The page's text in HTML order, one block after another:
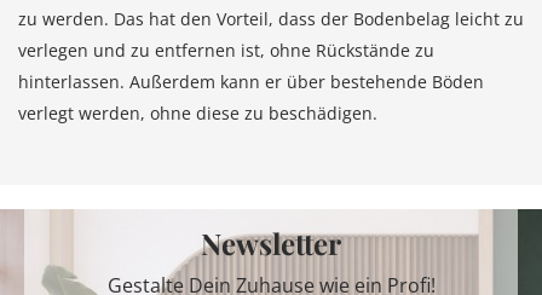
zu werden. Das hat den Vorteil, dass der Bodenbelag leicht zu
verlegen und zu entfernen ist, ohne Rückstände zu
hinterlassen. Außerdem kann er über bestehende Böden
verlegt werden, ohne diese zu beschädigen.
Newsletter
Gestalte Dein Zuhause wie ein Profi!